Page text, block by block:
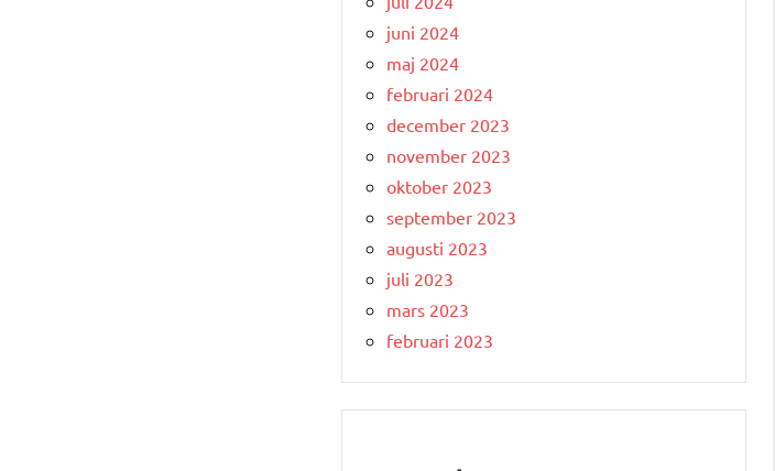
juni 2024
maj 2024
februari 2024
december 2023
november 2023
oktober 2023
september 2023
augusti 2023
juli 2023
mars 2023
februari 2023